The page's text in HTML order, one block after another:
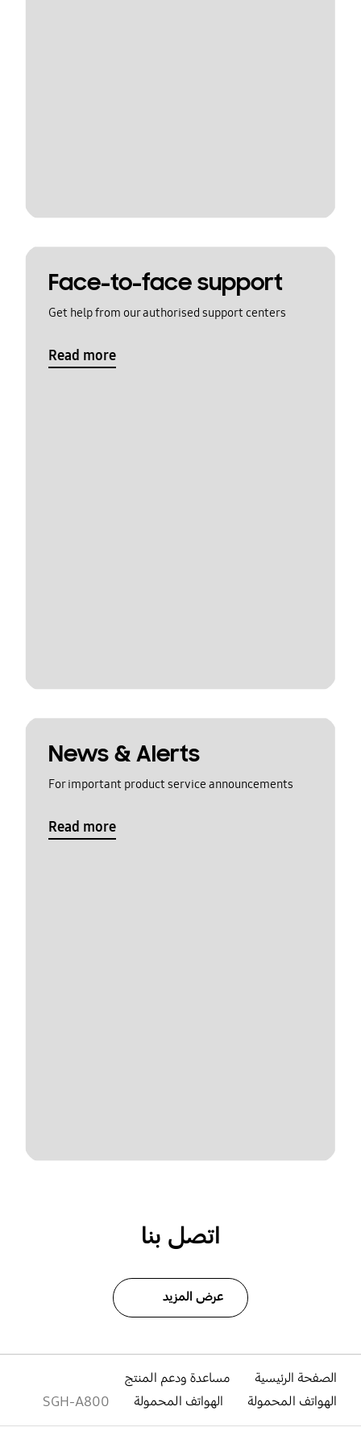
Face-to-face support
Get help from our authorised support centers
Read more
News & Alerts
For important product service announcements
Read more
اتصل بنا
عرض المزيد
الصفحة الرئيسية
مساعدة ودعم المنتج
الهواتف المحمولة
الهواتف المحمولة SGH-A800